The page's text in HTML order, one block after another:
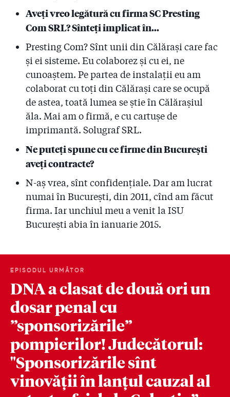
Aveţi vreo legătură cu firma SC Presting
Com SRL? Sînteţi implicat în...
Presting Com? Sînt unii din Călăraşi care fac
şi ei sisteme. Eu colaborez şi cu ei, ne
cunoaştem. Pe partea de instalaţii eu am
colaborat cu toţi din Călăraşi care se ocupă
de astea, toată lumea se ştie în Călăraşiul
ăla. Mai am o firmă, e cu cartuşe de
imprimantă. Solugraf SRL.
Ne puteți spune cu ce firme din București
aveţi contracte?
N-aș vrea, sînt confidențiale. Dar am lucrat
numai în Bucureşti, din 2011, cînd am făcut
firma. Iar unchiul meu a venit la ISU
București abia în ianuarie 2015.
EPISODUL URMĂTOR
DNA a clasat de două ori un
dosar penal cu
”sponsorizările”
pompierilor! Judecătorul:
"Sponsorizările sînt
vinovății în lanțul cauzal al